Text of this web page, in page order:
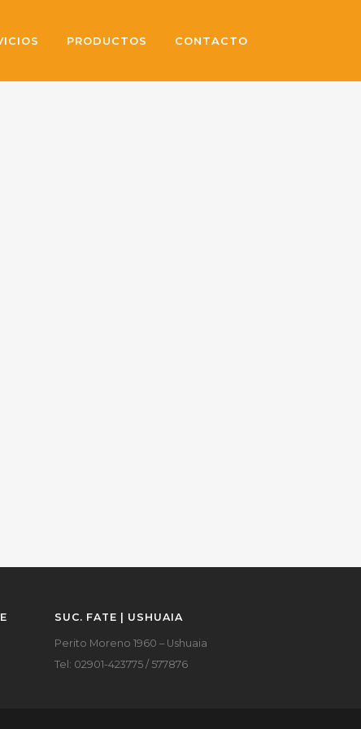
PRODUCTOS CONTACTO
SUC. FATE | USHUAIA
Perito Moreno 1960 – Ushuaia
Tel: 02901-423775 / 577876